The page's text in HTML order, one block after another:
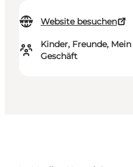
Website besuchen
Kinder, Freunde,
Geschäft